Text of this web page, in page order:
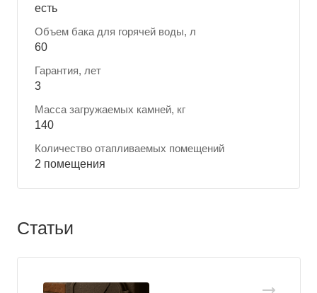
есть
Объем бака для горячей воды, л
60
Гарантия, лет
3
Масса загружаемых камней, кг
140
Количество отапливаемых помещений
2 помещения
Статьи